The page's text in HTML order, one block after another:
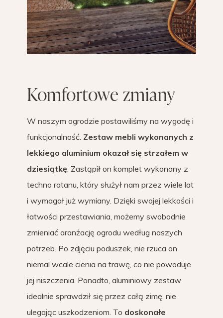
Komfortowe zmiany
W naszym ogrodzie postawiliśmy na wygodę i
funkcjonalność. Zestaw mebli wykonanych z
lekkiego aluminium okazał się strzałem w
dziesiątkę. Zastąpił on komplet wykonany z
techno ratanu, który służył nam przez wiele lat
i wymagał już wymiany. Dzięki swojej lekkości i
łatwości przestawiania, możemy swobodnie
zmieniać aranżację ogrodu według naszych
potrzeb. Po zdjęciu poduszek, nie rzuca on
niemal wcale cienia na trawę, co nie powoduje
jej niszczenia. Ponadto, aluminiowy zestaw
idealnie sprawdził się przez całą zimę, nie
ulegając uszkodzeniom. To doskonałe